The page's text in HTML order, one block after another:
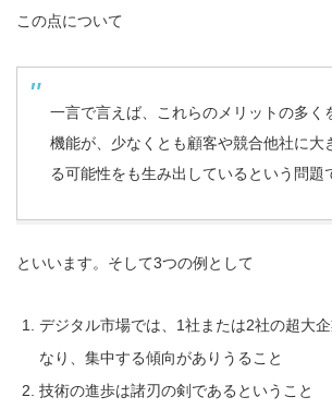
この点について
一言で言えば、これらのメリットの多く
機能が、少なくとも顧客や競合他社に大
る可能性をも生み出しているという問題
といいます。そして3つの例として
デジタル市場では、1社または2社の超大
なり、集中する傾向がありうること
技術の進歩は諸刃の剣であるということ